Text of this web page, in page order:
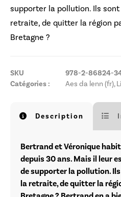
supporter la pollution. Ils
retraite, de quitter la région
Bretagne ?
SKU
978-2-86824-
Catégories :
Aes da lenn (fr),
Description
Bertrand et Véronique
depuis 30 ans. Mais il leur
de supporter la pollution.
la retraite, de quitter la